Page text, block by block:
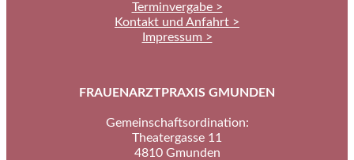
Terminvergabe >
Kontakt und Anfahrt >
Impressum >
FRAUENARZTPRAXIS GMUNDEN
Gemeinschaftsordination:
Theatergasse 11
4810 Gmunden